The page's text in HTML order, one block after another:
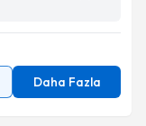
Daha Fazla